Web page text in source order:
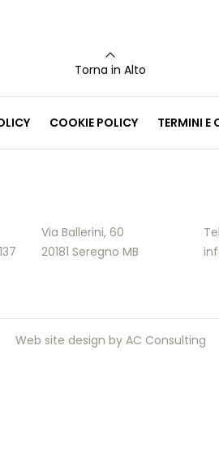
Torna in Alto
COOKIE POLICY TERMINI E
Via Ballerini, 60
20181 Seregno MB
Web site design by AC Consulting